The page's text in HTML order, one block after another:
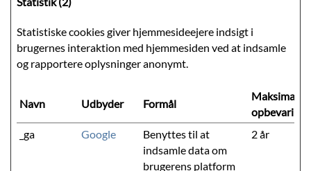
Statistiske cookies giver hjemmesideejere indsigt i
brugernes interaktion med hjemmesiden ved at indsamle
og rapportere oplysninger anonymt.
Navn Udbyder Formål
Maksimal
_ga
Google
Benyttes til at
indsamle data om
brugerens platform
2 år